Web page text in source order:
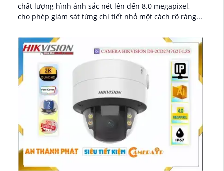
chất lượng hình ảnh sắc nét lên đến 8.0 megapixel,
cho phép giám sát từng chi tiết nhỏ một cách rõ ràng...